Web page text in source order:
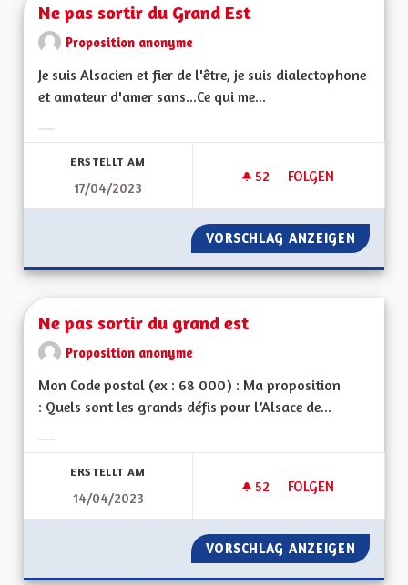
Ne pas sortir du Grand Est
Proposition anonyme
Je suis Alsacien et fier de l'être, je suis dialectophone
et amateur d'amer sans...Ce qui me...
ERSTELLT AM
17/04/2023
52 52 FOLLOWER
FOLGEN
NE PAS SORTIR DU
VORSCHLAG ANZEIGEN NE
Ne pas sortir du grand est
Proposition anonyme
Mon Code postal (ex : 68 000) : Ma proposition
: Quels sont les grands défis pour l’Alsace de...
ERSTELLT AM
14/04/2023
52 52 FOLLOWER
FOLGEN
NE PAS SORTIR DU
VORSCHLAG ANZEIGEN NE